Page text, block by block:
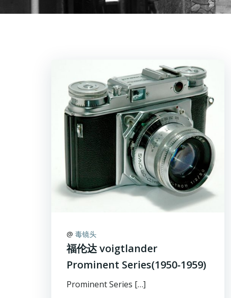
@ 毒镜头
福伦达 voigtlander
Prominent Series(1950-1959)
Prominent Series […]